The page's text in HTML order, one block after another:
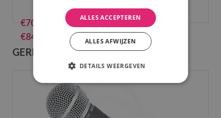
€70.00 (excl. BTW)
€84.70 (incl. BTW)
GERELATEERDE PRODUCTEN
ALLES ACCEPTEREN
ALLES AFWIJZEN
DETAILS WEERGEVEN